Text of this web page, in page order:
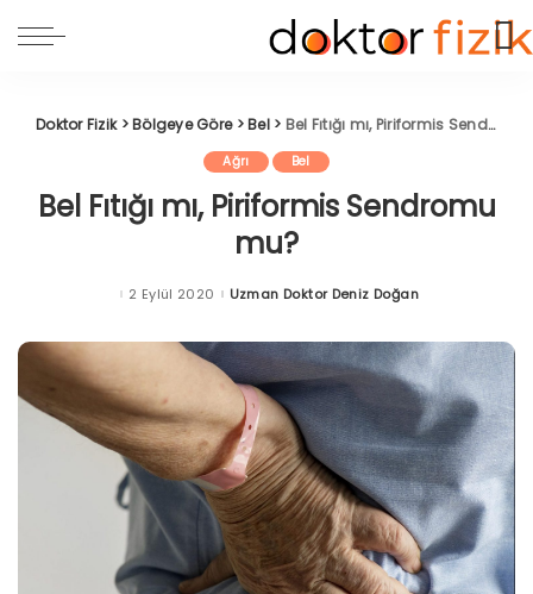
Doktor Fizik>Bölgeye Göre>Bel> Bel Fıtığı mı, Piriformis Sendromu mu?
Ağrı Bel
Bel Fıtığı mı, Piriformis Sendromu
mu?
2 Eylül 2020 Posted
Uzman Doktor Deniz Doğan